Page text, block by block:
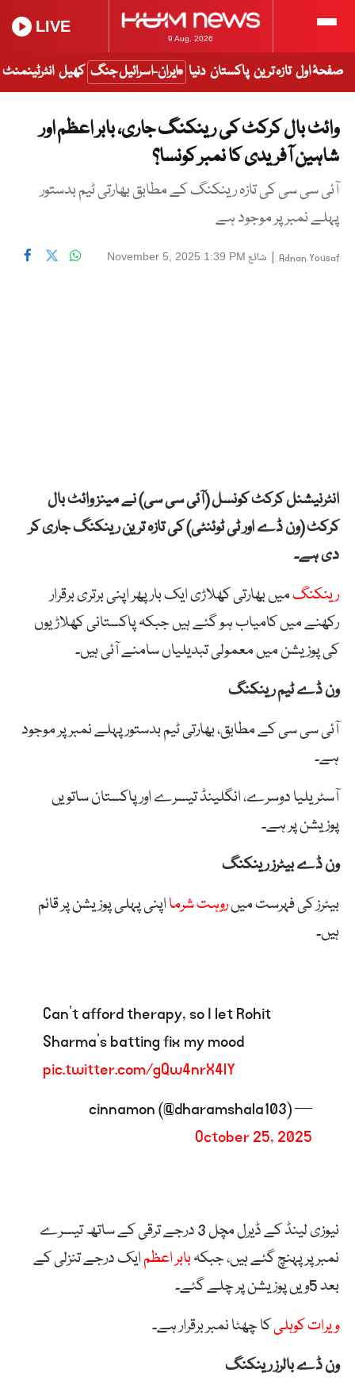
9 Aug, 2026
LIVE
صفحۂ اول تازہ ترین پاکستان دنیا ایران-اسرائیل جنگ کھیل انٹرٹینمنٹ
وائٹ بال کرکٹ کی رینکنگ جاری، بابر اعظم اور
شاہین آفریدی کا نمبر کونسا؟
آئی سی سی کی تازہ رینکنگ کے مطابق بھارتی ٹیم بدستور
پہلے نمبر پر موجود ہے
Adnan Yousaf
| شائع November 5, 2025 1:39 PM
انٹرنیشنل کرکٹ کونسل (آئی سی سی) نے مینز وائٹ بال
کرکٹ (ون ڈے اور ٹی ٹوئنٹی) کی تازہ ترین رینکنگ جاری کر
دی ہے۔
رینکنگمیں بھارتی کھلاڑی ایک بار پھر اپنی برتری برقرار
رکھنے میں کامیاب ہو گئے ہیں جبکہ پاکستانی کھلاڑیوں
کی پوزیشن میں معمولی تبدیلیاں سامنے آئی ہیں۔
ون ڈے ٹیم رینکنگ
آئی سی سی کے مطابق، بھارتی ٹیم بدستور پہلے نمبر پر موجود
ہے۔
آسٹریلیا دوسرے، انگلینڈ تیسرے اور پاکستان ساتویں
پوزیشن پر ہے۔
ون ڈے بیٹرز رینکنگ
بیٹرز کی فہرست میںروہت شرمااپنی پہلی پوزیشن پر قائم
ہیں۔
Can’t afford therapy, so I let Rohit
Sharma’s batting fix my mood
pic.twitter.com/gQw4nrX4lY
— cinnamon (@dharamshala103)
October 25, 2025
نیوزی لینڈ کے ڈیرل مچل 3 درجے ترقی کے ساتھ تیسرے
نمبر پر پہنچ گئے ہیں، جبکہبابر اعظمایک درجے تنزلی کے
بعد 5ویں پوزیشن پر چلے گئے۔
ویرات کوہلیکا چھٹا نمبر برقرار ہے۔
ون ڈے بالرز رینکنگ